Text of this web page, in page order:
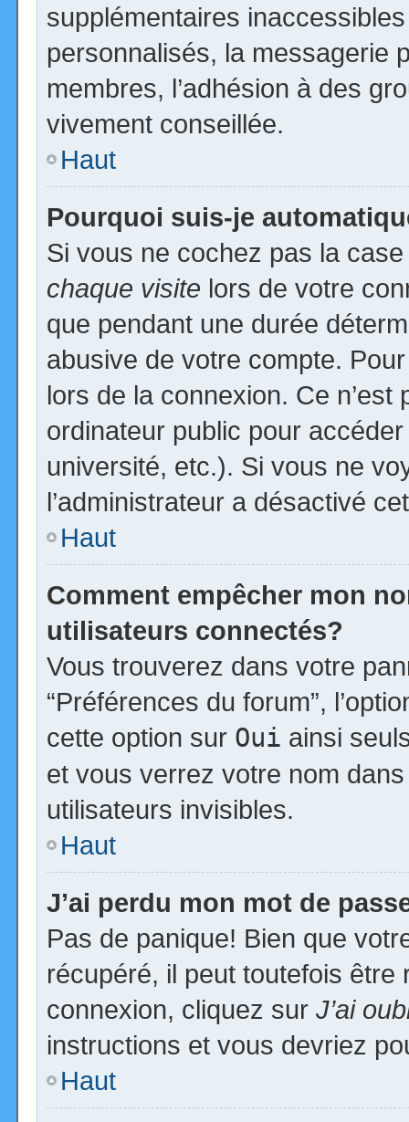
supplémentaires
personnalisés, la messagerie
membres, l’adhésion à des
vivement conseillée.
Haut
Pourquoi suis-je
Si vous ne cochez pas la
chaque visite lors de votre
que pendant une durée
abusive de votre compte.
lors de la connexion. Ce
ordinateur public pour
université, etc.). Si vous ne
l’administrateur a désactivé
Haut
Comment empêcher mon
utilisateurs connectés?
Vous trouverez dans votre
“Préférences du forum”,
cette option sur Oui ainsi
et vous verrez votre nom
utilisateurs invisibles.
Haut
J’ai perdu mon mot de
Pas de panique! Bien que
récupéré, il peut toutefois
connexion, cliquez sur J’ai
instructions et vous devriez
Haut